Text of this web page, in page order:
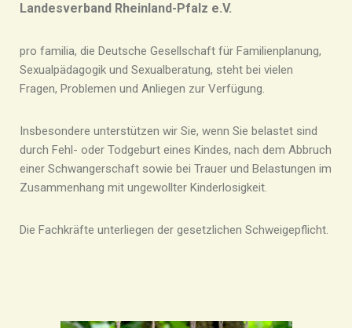
Landesverband Rheinland-Pfalz e.V.
pro familia, die Deutsche Gesellschaft für Familienplanung,
Sexualpädagogik und Sexualberatung, steht bei vielen
Fragen, Problemen und Anliegen zur Verfügung.
Insbesondere unterstützen wir Sie, wenn Sie belastet sind
durch Fehl- oder Todgeburt eines Kindes, nach dem Abbruch
einer Schwangerschaft sowie bei Trauer und Belastungen im
Zusammenhang mit ungewollter Kinderlosigkeit.
Die Fachkräfte unterliegen der gesetzlichen Schweigepflicht.